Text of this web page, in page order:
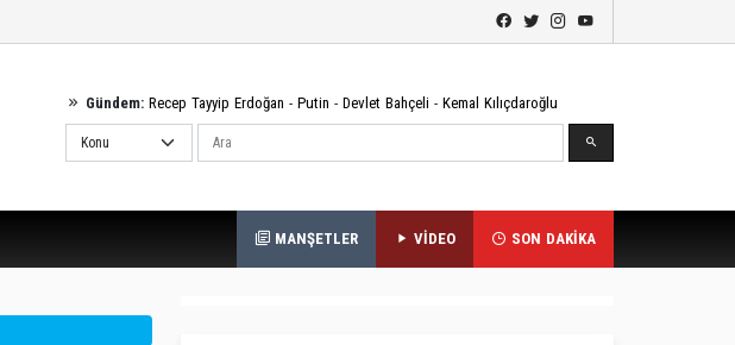
Gündem: Recep Tayyip Erdoğan - Putin - Devlet Bahçeli - Kemal Kılıçdaroğlu
Ara
MANŞETLER VİDEO SON DAKİKA